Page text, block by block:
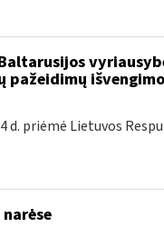
priėmė Lietuvos